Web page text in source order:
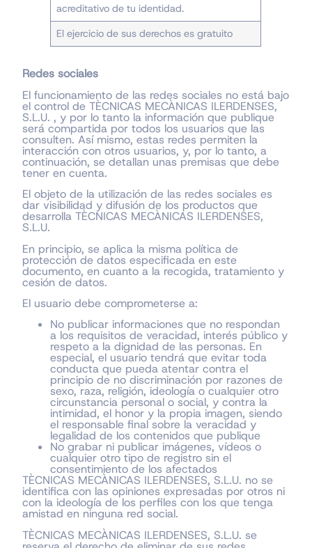
acreditativo de tu identidad.
El ejercicio de sus derechos es gratuito
Redes sociales
El funcionamiento de las redes sociales no está bajo
el control de TÈCNICAS MECÀNICAS ILERDENSES,
S.L.U. , y por lo tanto la información que publique
será compartida por todos los usuarios que las
consulten. Así mismo, estas redes permiten la
interacción con otros usuarios, y, por lo tanto, a
continuación, se detallan unas premisas que debe
tener en cuenta.
El objeto de la utilización de las redes sociales es
dar visibilidad y difusión de los productos que
desarrolla TÈCNICAS MECÀNICAS ILERDENSES,
S.L.U.
En principio, se aplica la misma política de
protección de datos especificada en este
documento, en cuanto a la recogida, tratamiento y
cesión de datos.
El usuario debe comprometerse a:
No publicar informaciones que no respondan
a los requisitos de veracidad, interés público y
respeto a la dignidad de las personas. En
especial, el usuario tendrá que evitar toda
conducta que pueda atentar contra el
principio de no discriminación por razones de
sexo, raza, religión, ideología o cualquier otro
circunstancia personal o social, y contra la
intimidad, el honor y la propia imagen, siendo
el responsable final sobre la veracidad y
legalidad de los contenidos que publique
No grabar ni publicar imágenes, vídeos o
cualquier otro tipo de registro sin el
consentimiento de los afectados
TÈCNICAS MECÀNICAS ILERDENSES, S.L.U. no se
identifica con las opiniones expresadas por otros ni
con la ideología de los perfiles con los que tenga
amistad en ninguna red social.
TÈCNICAS MECÀNICAS ILERDENSES, S.L.U. se